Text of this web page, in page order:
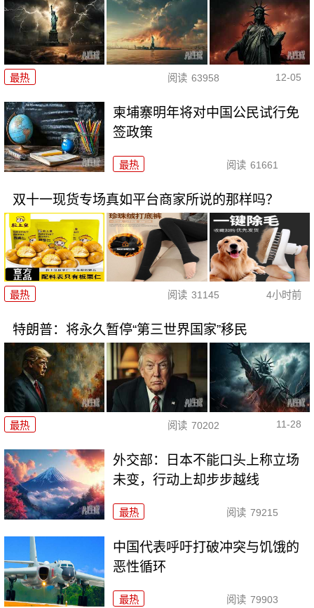
最热 阅读 63958 12-05
柬埔寨明年将对中国公民试行免
签政策
最热 阅读 61661
双十一现货专场真如平台商家所说的那样吗？
最热 阅读 31145 4小时前
特朗普：将永久暂停“第三世界国家”移民
最热 阅读 70202 11-28
外交部：日本不能口头上称立场
未变，行动上却步步越线
最热 阅读 79215
中国代表呼吁打破冲突与饥饿的
恶性循环
最热 阅读 79903